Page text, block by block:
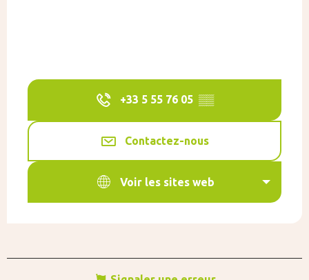
+33 5 55 76 05 ▒▒
Contactez-nous
Voir les sites web